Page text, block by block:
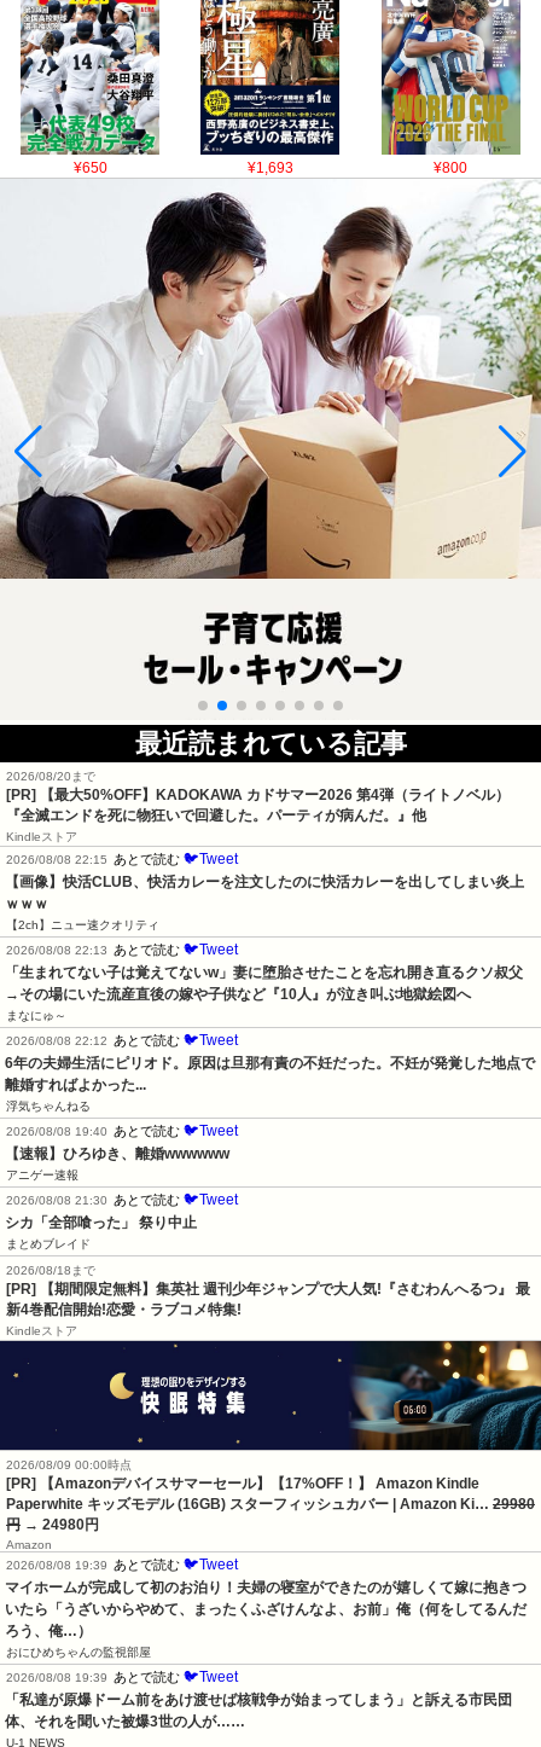
¥650 ¥1,693 ¥800
最近読まれている記事
2026/08/20まで
[PR]
【最大50%OFF】KADOKAWA カドサマー2026 第4弾（ライトノベル）
『全滅エンドを死に物狂いで回避した。パーティが病んだ。』他
Kindleストア
2026/08/08 22:15
あとで読む 🐦Tweet
【画像】快活CLUB、快活カレーを注文したのに快活カレーを出してしまい炎上
ｗｗｗ
【2ch】ニュー速クオリティ
2026/08/08 22:13
あとで読む 🐦Tweet
「生まれてない子は覚えてないw」妻に堕胎させたことを忘れ開き直るクソ叔父
→その場にいた流産直後の嫁や子供など『10人』が泣き叫ぶ地獄絵図へ
まなにゅ～
2026/08/08 22:12
あとで読む 🐦Tweet
6年の夫婦生活にピリオド。原因は旦那有責の不妊だった。不妊が発覚した地点で
離婚すればよかった...
浮気ちゃんねる
2026/08/08 19:40
あとで読む 🐦Tweet
【速報】ひろゆき、離婚wwwwww
アニゲー速報
2026/08/08 21:30
あとで読む 🐦Tweet
シカ「全部喰った」 祭り中止
まとめブレイド
2026/08/18まで
[PR] 【期間限定無料】集英社 週刊少年ジャンプで大人気!『さむわんへるつ』 最
新4巻配信開始!恋愛・ラブコメ特集!
Kindleストア
2026/08/09 00:00時点
[PR] 【Amazonデバイスサマーセール】【17%OFF！】 Amazon Kindle
Paperwhite キッズモデル (16GB) スターフィッシュカバー | Amazon Ki… 29980
円 → 24980円
Amazon
2026/08/08 19:39
あとで読む 🐦Tweet
マイホームが完成して初のお泊り！夫婦の寝室ができたのが嬉しくて嫁に抱きつ
いたら「うざいからやめて、まったくふざけんなよ、お前」俺（何をしてるんだ
ろう、俺…）
おにひめちゃんの監視部屋
2026/08/08 19:39
あとで読む 🐦Tweet
「私達が原爆ドーム前をあけ渡せば核戦争が始まってしまう」と訴える市民団
体、それを聞いた被爆3世の人が……
U-1 NEWS